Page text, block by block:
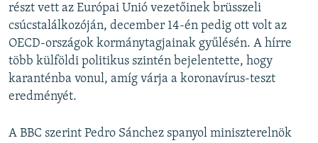
részt vett az Európai Unió vezetőinek brüsszeli
csúcstalálkozóján, december 14-én pedig ott volt az
OECD-országok kormánytagjainak gyűlésén. A hírre
több külföldi politikus szintén bejelentette, hogy
karanténba vonul, amíg várja a koronavírus-teszt
eredményét.
A BBC szerint Pedro Sánchez spanyol miniszterelnök